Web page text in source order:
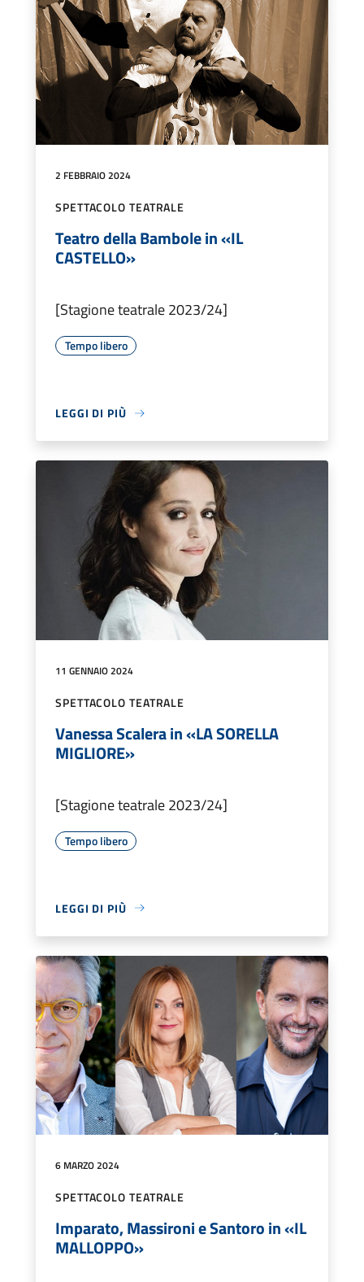
2 FEBBRAIO 2024
SPETTACOLO TEATRALE
Teatro della Bambole in «IL
CASTELLO»
[Stagione teatrale 2023/24]
Tempo libero
LEGGI DI PIÙ
11 GENNAIO 2024
SPETTACOLO TEATRALE
Vanessa Scalera in «LA SORELLA
MIGLIORE»
[Stagione teatrale 2023/24]
Tempo libero
LEGGI DI PIÙ
6 MARZO 2024
SPETTACOLO TEATRALE
Imparato, Massironi e Santoro in «IL
MALLOPPO»